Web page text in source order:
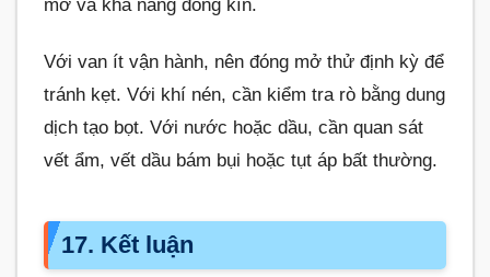
mở và khả năng đóng kín.
Với van ít vận hành, nên đóng mở thử định kỳ để
tránh kẹt. Với khí nén, cần kiểm tra rò bằng dung
dịch tạo bọt. Với nước hoặc dầu, cần quan sát
vết ẩm, vết dầu bám bụi hoặc tụt áp bất thường.
17. Kết luận